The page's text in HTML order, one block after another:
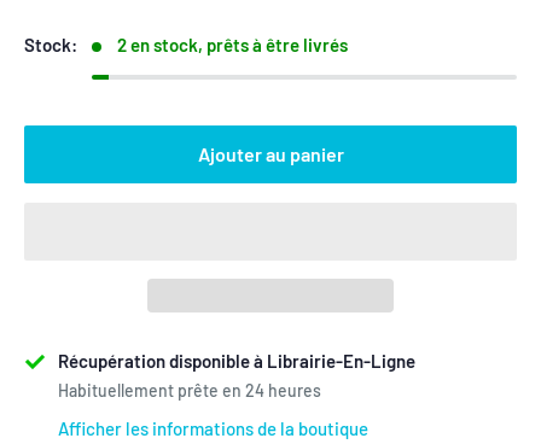
Stock: 2 en stock, prêts à être livrés
Ajouter au panier
Récupération disponible à Librairie-En-Ligne
Habituellement prête en 24 heures
Afficher les informations de la boutique